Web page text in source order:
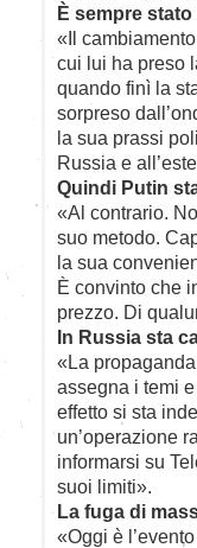
È sempre
«Il
cui lui ha preso
quando finì la
sorpreso
la sua prassi
Russia e
Quindi Putin
«Al contrario.
suo metodo.
la sua
È convinto che
prezzo. Di
In Russia sta
«La
assegna i temi
effetto si sta
un’operazione
informarsi su
suoi limiti».
La fuga di
«Oggi è